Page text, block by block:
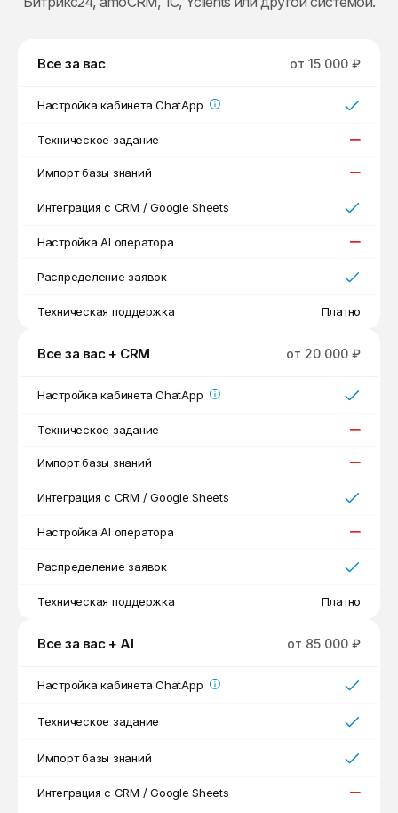
Все за вас от 15 000 ₽
Настройка кабинета ChatApp
Техническое задание
Импорт базы знаний
Интеграция с CRM / Google Sheets
Настройка AI оператора
Распределение заявок
Техническая поддержка Платно
Все за вас + CRM от 20 000 ₽
Настройка кабинета ChatApp
Техническое задание
Импорт базы знаний
Интеграция с CRM / Google Sheets
Настройка AI оператора
Распределение заявок
Техническая поддержка Платно
Все за вас + AI от 85 000 ₽
Настройка кабинета ChatApp
Техническое задание
Импорт базы знаний
Интеграция с CRM / Google Sheets